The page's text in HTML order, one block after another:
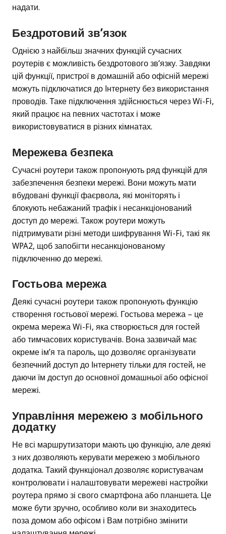
надати.
Бездротовий зв’язок
Однією з найбільш значних функцій сучасних
роутерів є можливість бездротового зв’язку. Завдяки
цій функції, пристрої в домашній або офісній мережі
можуть підключатися до Інтернету без використання
проводів. Таке підключення здійснюється через Wi-Fi,
який працює на певних частотах і може
використовуватися в різних кімнатах.
Мережева безпека
Сучасні роутери також пропонують ряд функцій для
забезпечення безпеки мережі. Вони можуть мати
вбудовані функції фаєрвола, які моніторять і
блокують небажаний трафік і несанкціонований
доступ до мережі. Також роутери можуть
підтримувати різні методи шифрування Wi-Fi, такі як
WPA2, щоб запобігти несанкціонованому
підключенню до мережі.
Гостьова мережа
Деякі сучасні роутери також пропонують функцію
створення гостьової мережі. Гостьова мережа – це
окрема мережа Wi-Fi, яка створюється для гостей
або тимчасових користувачів. Вона зазвичай має
окреме ім’я та пароль, що дозволяє організувати
безпечний доступ до Інтернету тільки для гостей, не
даючи їм доступ до основної домашньої або офісної
мережі.
Управління мережею з мобільного
додатку
Не всі маршрутизатори мають цю функцію, але деякі
з них дозволяють керувати мережею з мобільного
додатка. Такий функціонал дозволяє користувачам
контролювати і налаштовувати мережеві настройки
роутера прямо зі свого смартфона або планшета. Це
може бути зручно, особливо коли ви знаходитесь
поза домом або офісом і Вам потрібно змінити